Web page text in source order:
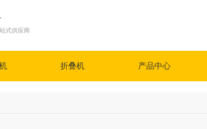
式供应商
折叠机 产品中心